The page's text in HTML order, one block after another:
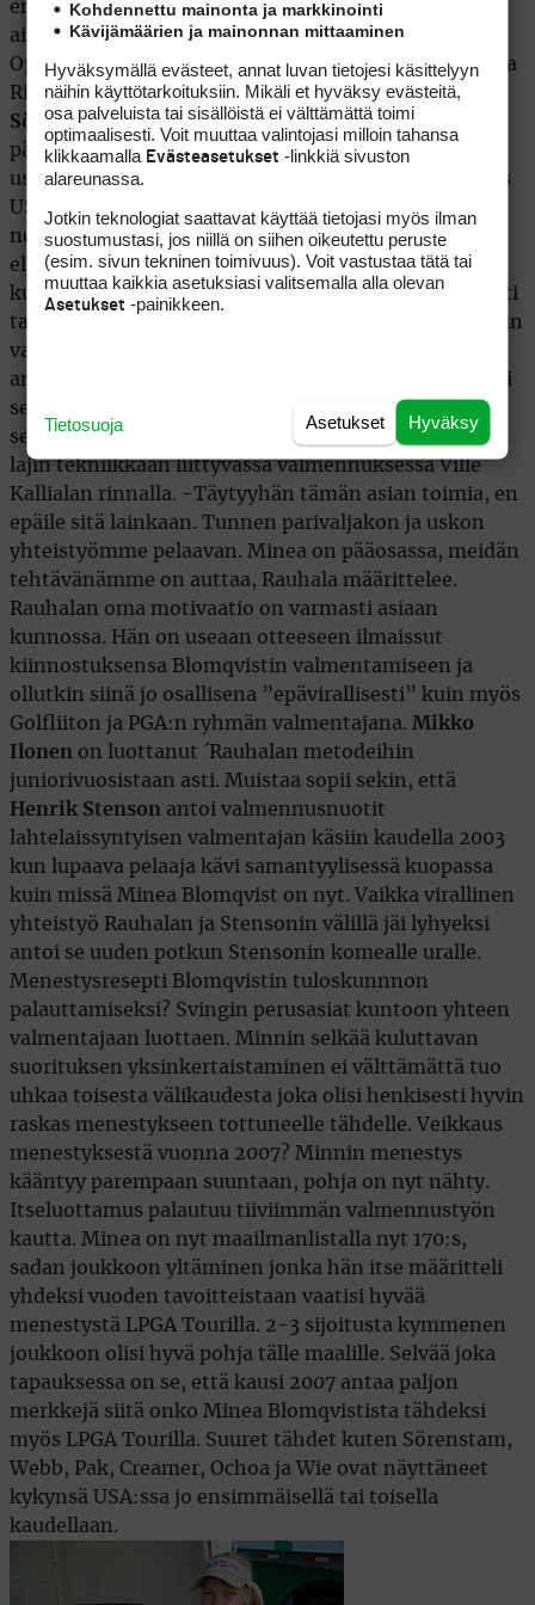
ennenkokemattomia hetkiä kausien 2004 ja 2005
aikana. Voitto ET:lla, Majorien ennätys British
Openissa, tulokas Tourilla vuonna 2004. Kun Minni ja
Riikka Hakkarainen hätyyttelivät jopaAnnika
SörenstamiajaLiselotte NeumaniaWorld Cupin
päätöskierroksella tammikuussa 2006, odottivat
useimmat että Minea jatkaisi hyviä esityksiään myös
USA:ssa. Toisin kävi, suomalaisista tähteyteen
noúsikin kaudella 2006Riikka Hakkarainensyttyi
elämänsä vireeseen, Blomqvist putosi golfillisesti
kuopppaan josta pyrkii nyt mahdollisimman nopeasti
takaisin ”omalle tasolleen”. Timo Rauhalalla on hyvin
vaativa tehtävä edessään. Kolmen ensimmäisen
ammattilaisvuoden aikana ei ulkopuolíselle, mutta ei
selvästikään edes Minea Blomqvistille ole ollut aivan
selvää mikä on Pia Nilssonin ja Lynn Marriottin rooli
lajin tekniikkaan liittyvässä valmennuksessa Ville
Kallialan rinnalla. -Täytyyhän tämän asian toimia, en
epäile sitä lainkaan. Tunnen parivaljakon ja uskon
yhteistyömme pelaavan. Minea on pääosassa, meidän
tehtävänämme on auttaa, Rauhala määrittelee.
Rauhalan oma motivaatio on varmasti asiaan
kunnossa. Hän on useaan otteeseen ilmaissut
kiinnostuksensa Blomqvistin valmentamiseen ja
ollutkin siinä jo osallisena ”epävirallisesti” kuin myös
Golfliiton ja PGA:n ryhmän valmentajana. Mikko
Ilonen on luottanut ´Rauhalan metodeihin
juniorivuosistaan asti. Muistaa sopii sekin, että
Henrik Stenson antoi valmennusnuotit
lahtelaissyntyisen valmentajan käsiin kaudella 2003
kun lupaava pelaaja kävi samantyylisessä kuopassa
kuin missä Minea Blomqvist on nyt. Vaikka virallinen
yhteistyö Rauhalan ja Stensonin välillä jäi lyhyeksi
antoi se uuden potkun Stensonin komealle uralle.
Menestysresepti Blomqvistin tuloskunnnon
palauttamiseksi? Svingin perusasiat kuntoon yhteen
valmentajaan luottaen. Minnin selkää kuluttavan
suorituksen yksinkertaistaminen ei välttämättä tuo
uhkaa toisesta välikaudesta joka olisi henkisesti hyvin
raskas menestykseen tottuneelle tähdelle. Veikkaus
menestyksestä vuonna 2007? Minnin menestys
kääntyy parempaan suuntaan, pohja on nyt nähty.
Itseluottamus palautuu tiiviimmän valmennustyön
kautta. Minea on nyt maailmanlistalla nyt 170:s,
sadan joukkoon yltäminen jonka hän itse määritteli
yhdeksi vuoden tavoitteistaan vaatisi hyvää
menestystä LPGA Tourilla. 2-3 sijoitusta kymmenen
joukkoon olisi hyvä pohja tälle maalille. Selvää joka
tapauksessa on se, että kausi 2007 antaa paljon
merkkejä siitä onko Minea Blomqvistista tähdeksi
myös LPGA Tourilla. Suuret tähdet kuten Sörenstam,
Webb, Pak, Creamer, Ochoa ja Wie ovat näyttäneet
kykynsä USA:ssa jo ensimmäisellä tai toisella
kaudellaan.
Kohdennettu mainonta ja markkinointi
Kävijämäärien ja mainonnan mittaaminen
Hyväksymällä evästeet, annat luvan tietojesi käsittelyyn
näihin käyttötarkoituksiin. Mikäli et hyväksy evästeitä,
osa palveluista tai sisällöistä ei välttämättä toimi
optimaalisesti. Voit muuttaa valintojasi milloin tahansa
klikkaamalla Evästeasetukset -linkkiä sivuston
alareunassa.
Jotkin teknologiat saattavat käyttää tietojasi myös ilman
suostumustasi, jos niillä on siihen oikeutettu peruste
(esim. sivun tekninen toimivuus). Voit vastustaa tätä tai
muuttaa kaikkia asetuksiasi valitsemalla alla olevan
Asetukset -painikkeen.
Hyväksy
Asetukset
Tietosuoja